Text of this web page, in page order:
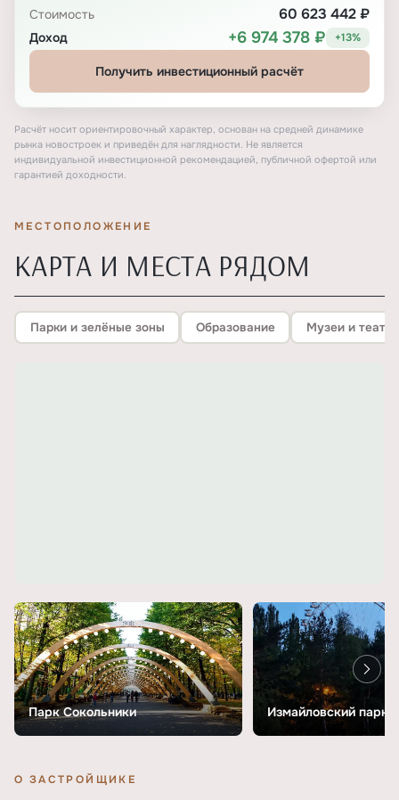
Стоимость 60 623 442 ₽
Доход +6 974 378 ₽ +13%
Получить инвестиционный расчёт
Расчёт носит ориентировочный характер, основан на средней динамике
рынка новостроек и приведён для наглядности. Не является
индивидуальной инвестиционной рекомендацией, публичной офертой или
гарантией доходности.
МЕСТОПОЛОЖЕНИЕ
КАРТА И МЕСТА РЯДОМ
Парки и зелёные зоны Образование Музеи и
Парк Сокольники Измайловский парк
О ЗАСТРОЙЩИКЕ